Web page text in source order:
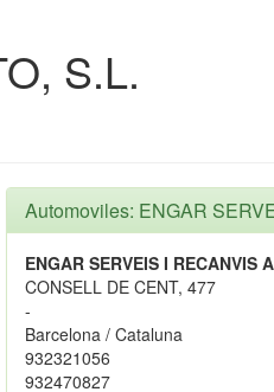
S.L.
Automoviles: ENGAR
ENGAR SERVEIS I RECANVIS
CONSELL DE CENT, 477
-
Barcelona / Cataluna
932321056
932470827